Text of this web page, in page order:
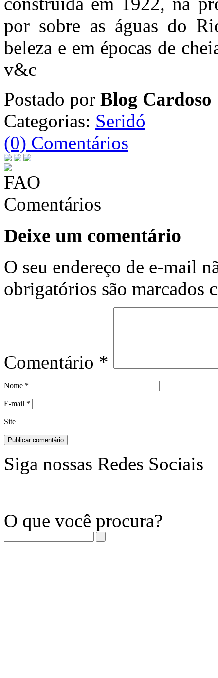
por sobre as águas do
beleza e em épocas de
v&c
Postado por Blog Cardoso
Categorias: Seridó
(0) Comentários
Comentários
Deixe um comentário
O seu endereço de e-mail
obrigatórios são marcados
Comentário *
Nome *
E-mail *
Site
Siga nossas Redes Sociais
O que você procura?